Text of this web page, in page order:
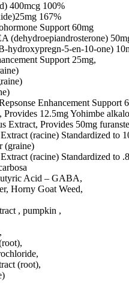
400mcg 100%
167%
Support 60mg
(dehydroepiandrosterone)
hydroxypregn-5-en-10-one)
Support 25mg,
Enhancement Support
Provides 12.5mg Yohimbe
Extract, Provides 50mg
(racine) Standardized to
(graine)
(racine) Standardized to
Acid – GABA,
Horny Goat Weed,
, pumpkin ,
(root),